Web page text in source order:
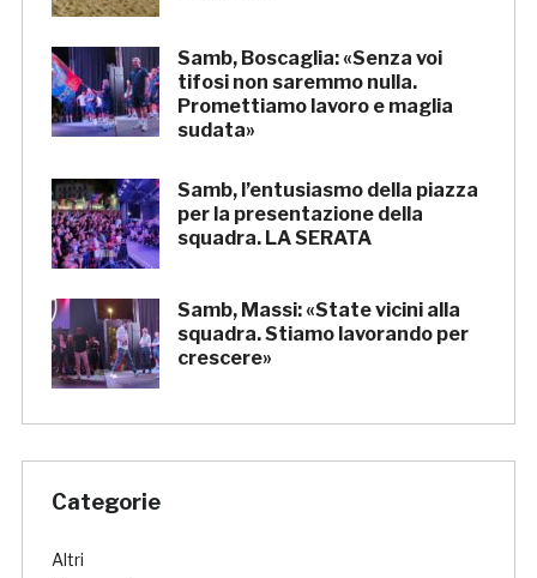
Samb, Boscaglia: «Senza voi
tifosi non saremmo nulla.
Promettiamo lavoro e maglia
sudata»
Samb, l’entusiasmo della piazza
per la presentazione della
squadra. LA SERATA
Samb, Massi: «State vicini alla
squadra. Stiamo lavorando per
crescere»
Categorie
Altri